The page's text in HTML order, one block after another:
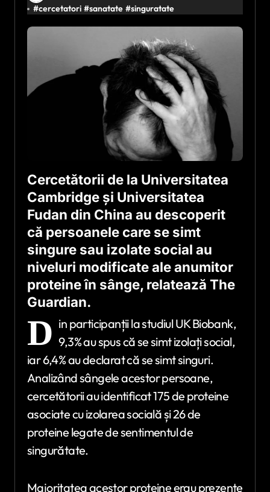
#cercetatori #sanatate #singuratate
Cercetătorii de la Universitatea
Cambridge și Universitatea
Fudan din China au descoperit
că persoanele care se simt
singure sau izolate social au
niveluri modificate ale anumitor
proteine în sânge, relatează The
Guardian.
D in participanții la studiul UK Biobank,
9,3% au spus că se simt izolați social,
iar 6,4% au declarat că se simt singuri.
Analizând sângele acestor persoane,
cercetătorii au identificat 175 de proteine
asociate cu izolarea socială și 26 de
proteine legate de sentimentul de
singurătate.
Majoritatea acestor proteine erau prezente